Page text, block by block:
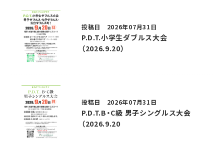
投稿日 2026年07月31日
P.D.T.小学生ダブルス大会
（2026.9.20）
投稿日 2026年07月31日
P.D.T.B・C級 男子シングルス大会
（2026.9.20